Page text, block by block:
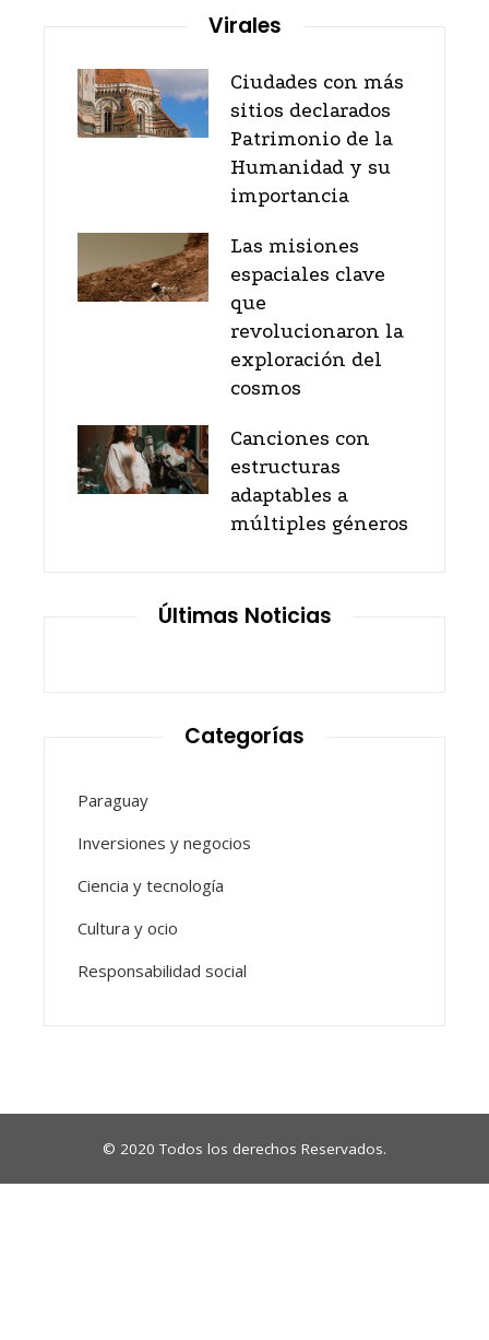
Virales
Ciudades con más
sitios declarados
Patrimonio de la
Humanidad y su
importancia
Las misiones
espaciales clave
que
revolucionaron la
exploración del
cosmos
Canciones con
estructuras
adaptables a
múltiples géneros
Últimas Noticias
Categorías
Paraguay
Inversiones y negocios
Ciencia y tecnología
Cultura y ocio
Responsabilidad social
© 2020 Todos los derechos Reservados.